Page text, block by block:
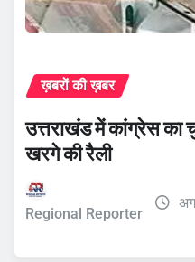
ख़बरों की ख़बर
उत्तराखंड में कांग्रेस का
खरगे की रैली
Regional Reporter